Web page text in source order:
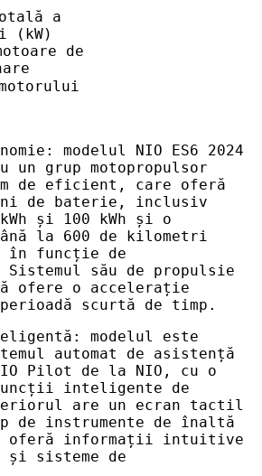
a
(kW)
de
modelul NIO ES6 2024
un grup motopropulsor
de eficient, care oferă
de baterie, inclusiv
și 100 kWh și o
la 600 de kilometri
în funcție de
său de propulsie
ofere o accelerație
scurtă de timp.
modelul este
automat de asistență
Pilot de la NIO, cu o
inteligente de
are un ecran tactil
de instrumente de înaltă
oferă informații intuitive
și sisteme de